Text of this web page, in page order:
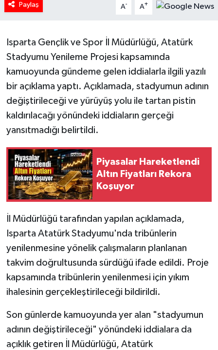
Paylaş A- A+
Isparta Gençlik ve Spor İl Müdürlüğü, Atatürk
Stadyumu Yenileme Projesi kapsamında
kamuoyunda gündeme gelen iddialarla ilgili yazılı
bir açıklama yaptı. Açıklamada, stadyumun adının
değiştirileceği ve yürüyüş yolu ile tartan pistin
kaldırılacağı yönündeki iddiaların gerçeği
yansıtmadığı belirtildi.
Piyasalar Hareketlendi
Altın Fiyatları Rekora
Koşuyor
İl Müdürlüğü tarafından yapılan açıklamada,
Isparta Atatürk Stadyumu'nda tribünlerin
yenilenmesine yönelik çalışmaların planlanan
takvim doğrultusunda sürdüğü ifade edildi. Proje
kapsamında tribünlerin yenilenmesi için yıkım
ihalesinin gerçekleştirileceği bildirildi.
Son günlerde kamuoyunda yer alan "stadyumun
adının değiştirileceği" yönündeki iddialara da
açıklık getiren İl Müdürlüğü, Atatürk
POLİTİKA
RESMİ İLANLAR
SAĞLIK
Spor
Tarihi Yapılarımız
Teknoloji
Türkiye
Yerel
Künye